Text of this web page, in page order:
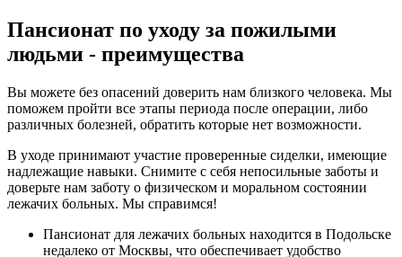
Пансионат по уходу за пожилыми
людьми - преимущества
Вы можете без опасений доверить нам близкого человека. Мы
поможем пройти все этапы периода после операции, либо
различных болезней, обратить которые нет возможности.
В уходе принимают участие проверенные сиделки, имеющие
надлежащие навыки. Снимите с себя непосильные заботы и
доверьте нам заботу о физическом и моральном состоянии
лежачих больных. Мы справимся!
Пансионат для лежачих больных находится в Подольске
недалеко от Москвы, что обеспечивает удобство